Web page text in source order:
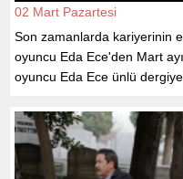
02 Mart Pazartesi
Son zamanlarda kariyerinin
oyuncu Eda Ece'den Mart
oyuncu Eda Ece ünlü